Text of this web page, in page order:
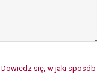
Dowiedz się, w jaki sposób